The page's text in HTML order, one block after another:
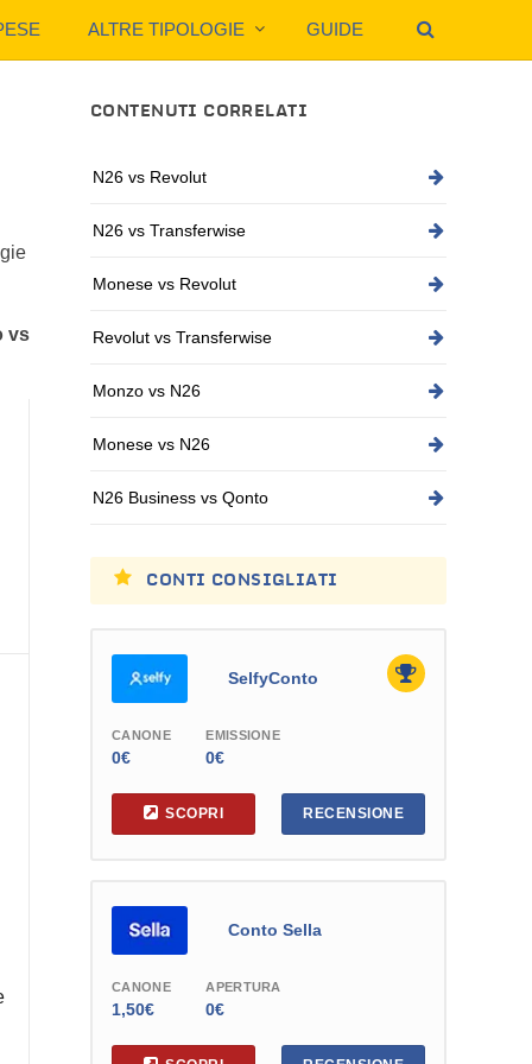
ALTRE TIPOLOGIE GUIDE
vs
CONTENUTI CORRELATI
N26 vs Revolut
N26 vs Transferwise
Monese vs Revolut
Revolut vs Transferwise
Monzo vs N26
Monese vs N26
N26 Business vs Qonto
CONTI CONSIGLIATI
SelfyConto
CANONE
0€
EMISSIONE
0€
SCOPRI RECENSIONE
Conto Sella
CANONE
1,50€
APERTURA
0€